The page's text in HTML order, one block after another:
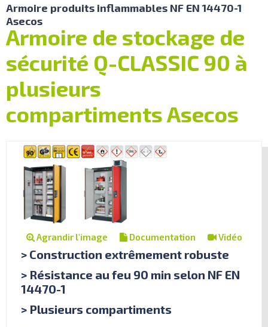
Armoire produits inflammables NF EN 14470-1
Asecos
Armoire de stockage de
sécurité Q-CLASSIC 90 à
plusieurs
compartiments Asecos
Agrandir l'image Documentation Vidéo
> Construction extrêmement robuste
> Résistance au feu 90 min selon NF EN
14470-1
> Plusieurs compartiments